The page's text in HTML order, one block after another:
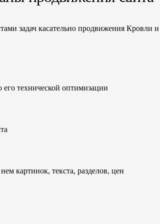
задач касательно продвижения
его технической оптимизации
картинок, текста, разделов, цен